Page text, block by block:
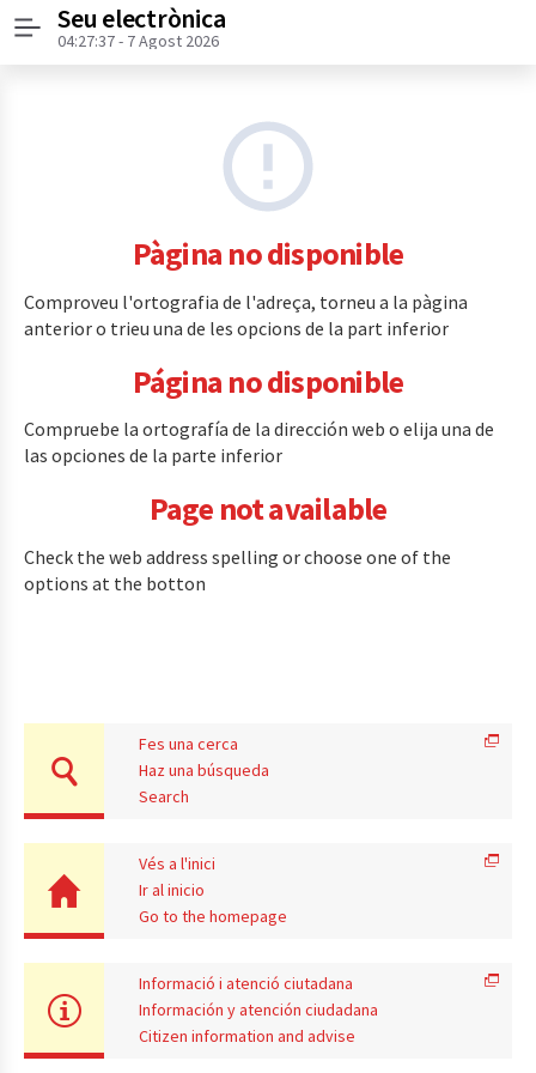
Menú
Seu electrònica
04:27:37- 7 Agost 2026
Pàgina no disponible
Comproveu l'ortografia de l'adreça, torneu a la pàgina
anterior o trieu una de les opcions de la part inferior
Página no disponible
Compruebe la ortografía de la dirección web o elija una de
las opciones de la parte inferior
Page not available
Check the web address spelling or choose one of the
options at the botton
Fes una cerca
Haz una búsqueda
Search
Vés a l'inici
Ir al inicio
Go to the homepage
Informació i atenció ciutadana
Información y atención ciudadana
Citizen information and advise